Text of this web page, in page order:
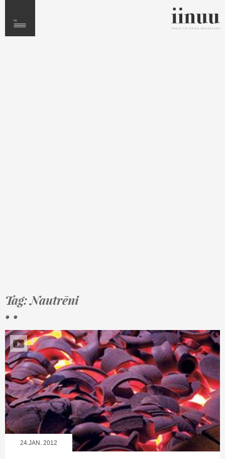
Tag: Nautrēni
• •
24.JAN, 2012